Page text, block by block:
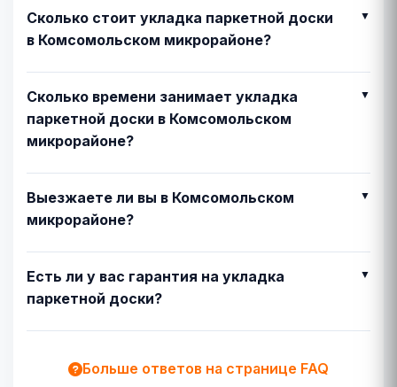
Сколько стоит укладка паркетной доски
в Комсомольском микрорайоне?
Сколько времени занимает укладка
паркетной доски в Комсомольском
микрорайоне?
Выезжаете ли вы в Комсомольском
микрорайоне?
Есть ли у вас гарантия на укладка
паркетной доски?
Больше ответов на странице FAQ